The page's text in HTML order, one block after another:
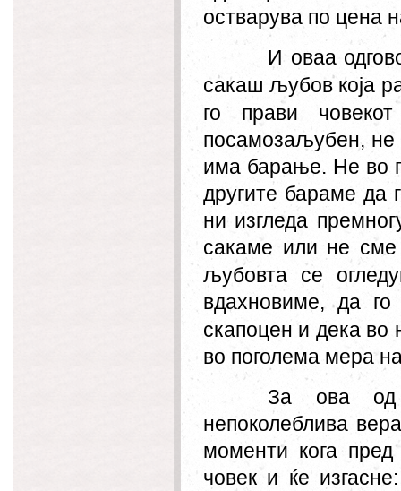
остварува по цена
И оваа
сакаш љубов која
го прави
посамозаљубен,
има барање. Не во
другите бараме да
ни изгледа
сакаме или не
љубовта се
вдахновиме, да го
скапоцен и дека во
во поголема мера
За ова од
непоколеблива
моменти кога
човек и ќе